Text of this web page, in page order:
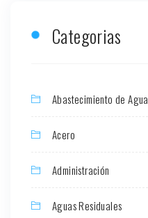
Categorias
Abastecimiento de Agua
Acero
Administración
Aguas Residuales